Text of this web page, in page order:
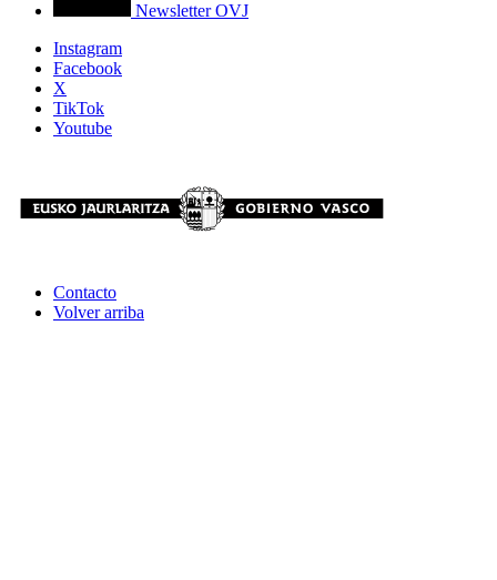
Newsletter OVJ
Instagram
Facebook
X
TikTok
Youtube
Contacto
Volver arriba